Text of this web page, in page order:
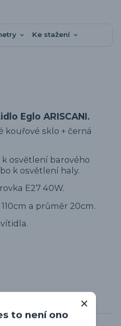
Ke stažení
Eglo ARISCANI.
kouřové sklo + černá
osvětlení barového
k osvětlení haly.
E27 40W.
a průměr 20cm.
to není ono